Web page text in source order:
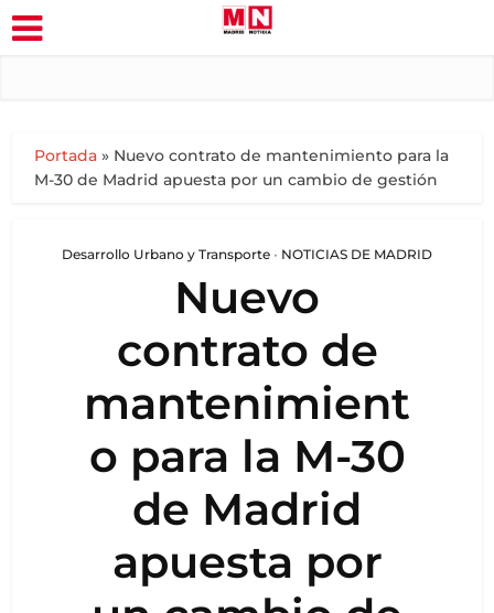
Portada » Nuevo contrato de mantenimiento para la
M-30 de Madrid apuesta por un cambio de gestión
Desarrollo Urbano y Transporte • NOTICIAS DE MADRID
Nuevo
contrato de
mantenimient
o para la M-30
de Madrid
apuesta por